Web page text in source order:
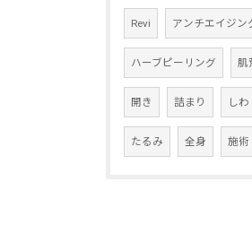
Revi アンチエイジン
ハーブピーリング 肌
開き 詰まり しわ
たるみ 全身 施術